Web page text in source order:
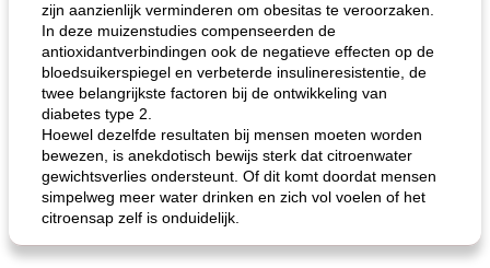
zijn aanzienlijk verminderen om obesitas te veroorzaken.
In deze muizenstudies compenseerden de
antioxidantverbindingen ook de negatieve effecten op de
bloedsuikerspiegel en verbeterde insulineresistentie, de
twee belangrijkste factoren bij de ontwikkeling van
diabetes type 2.
Hoewel dezelfde resultaten bij mensen moeten worden
bewezen, is anekdotisch bewijs sterk dat citroenwater
gewichtsverlies ondersteunt. Of dit komt doordat mensen
simpelweg meer water drinken en zich vol voelen of het
citroensap zelf is onduidelijk.